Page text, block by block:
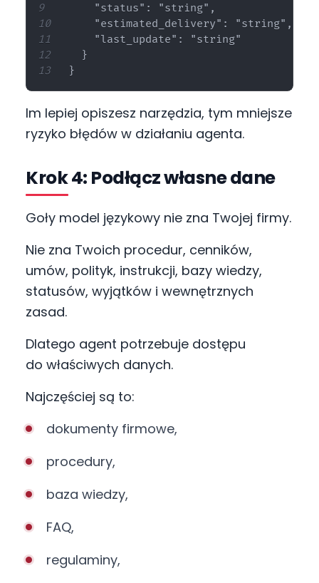
    "status": "string",
    "estimated_delivery": "string",
    "last_update": "string"
  }
Im lepiej opiszesz narzędzia, tym mniejsze
ryzyko błędów w działaniu agenta.
Krok 4: Podłącz własne dane
Goły model językowy nie zna Twojej firmy.
Nie zna Twoich procedur, cenników,
umów, polityk, instrukcji, bazy wiedzy,
statusów, wyjątków i wewnętrznych
zasad.
Dlatego agent potrzebuje dostępu
do właściwych danych.
Najczęściej są to:
dokumenty firmowe,
procedury,
baza wiedzy,
FAQ,
regulaminy,